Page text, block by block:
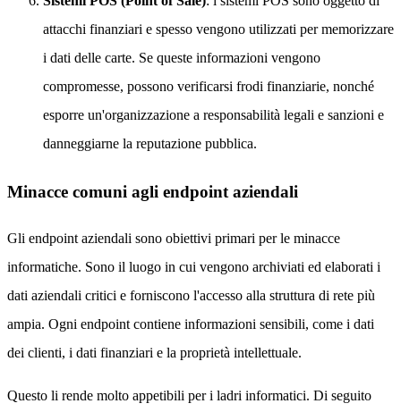
attacchi finanziari e spesso vengono utilizzati per memorizzare
i dati delle carte. Se queste informazioni vengono
compromesse, possono verificarsi frodi finanziarie, nonché
esporre un'organizzazione a responsabilità legali e sanzioni e
danneggiarne la reputazione pubblica.
Minacce comuni agli endpoint aziendali
Gli endpoint aziendali sono obiettivi primari per le minacce
informatiche. Sono il luogo in cui vengono archiviati ed elaborati i
dati aziendali critici e forniscono l'accesso alla struttura di rete più
ampia. Ogni endpoint contiene informazioni sensibili, come i dati
dei clienti, i dati finanziari e la proprietà intellettuale.
Questo li rende molto appetibili per i ladri informatici. Di seguito